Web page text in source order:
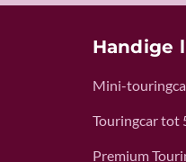
Handige
Mini-
Touringcar tot
Premium